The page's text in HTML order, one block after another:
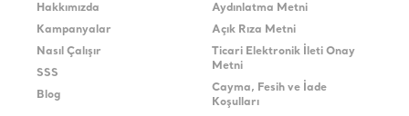
Hakkımızda
Kampanyalar
Nasıl Çalışır
SSS
Blog
Aydınlatma Metni
Açık Rıza Metni
Ticari Elektronik İleti Onay
Metni
Cayma, Fesih ve İade
Koşulları